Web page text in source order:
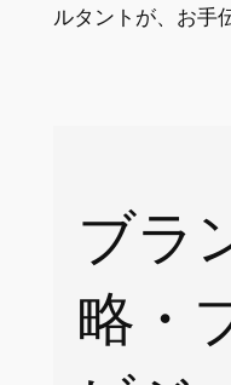
ルタントが、お手
ブラ
略・